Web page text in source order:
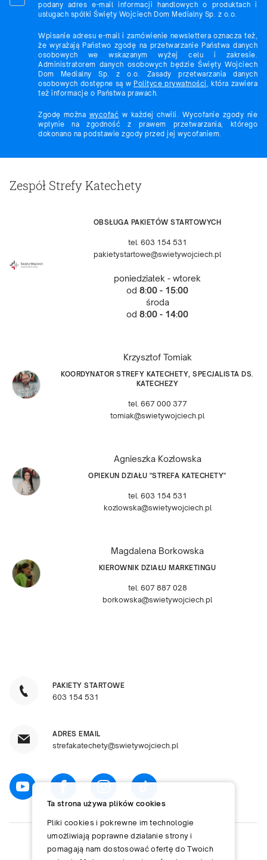
podany adres e-mail informacji handlowych o produktach i
usługach spółki Święty Wojciech Dom Medialny Sp. z o.o.
Wpisanie adresu e-mail i zamówienie newslettera oznacza też,
że wyrażają Państwo zgodę na przetwarzanie Państwa danych
osobowych we wskazanym wyżej celu i zakresie.
Administratorem danych osobowych będzie Święty Wojciech
Dom Medialny Sp. z o.o. Zasady przetwarzania danych
osobowych dostępne są w Polityce prywatności, która zawiera
też informacje o Państwa prawach.
Zgodę można wycofać w każdej chwili. Wycofanie zgody nie
wpłynie na zgodność z prawem przetwarzania, którego
dokonano na podstawie zgody przed jej wycofaniem.
Zespół Strefy Katechety
OBSŁUGA PAKIETÓW STARTOWYCH
tel. 603 154 531
pakietystartowe@swietywojciech.pl
poniedziałek - wtorek
od 8:00 - 15:00
środa
od 8:00 - 14:00
Krzysztof Tomiak
KOORDYNATOR STREFY KATECHETY, SPECJALISTA DS.
KATECHEZY
tel. 667 000 377
tomiak@swietywojciech.pl
Agnieszka Kozłowska
OPIEKUN DZIAŁU "STREFA KATECHETY"
tel. 603 154 531
kozlowska@swietywojciech.pl
Magdalena Borkowska
KIEROWNIK DZIAŁU MARKETINGU
tel. 607 887 028
borkowska@swietywojciech.pl
PAKIETY STARTOWE
603 154 531
ADRES EMAIL
strefakatechety@swietywojciech.pl
Ta strona używa plików cookies
Pliki cookies i pokrewne im technologie
umożliwiają poprawne działanie strony i
pomagają nam dostosować ofertę do Twoich